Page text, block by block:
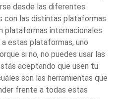
desde las diferentes
con las distintas plataformas
plataformas internacionales
estas plataformas, uno
si no, no puedes usar las
aceptando que usen tu
son las herramientas que
frente a todas estas